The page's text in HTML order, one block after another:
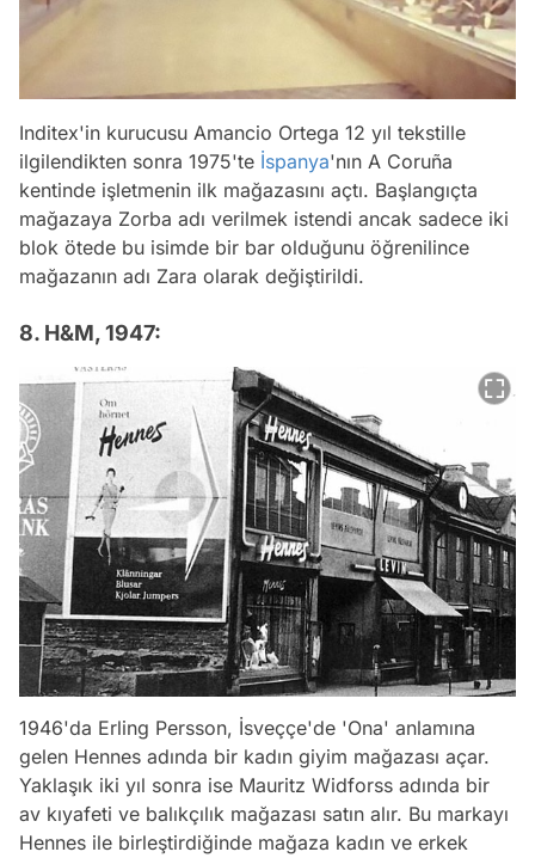
Inditex'in kurucusu Amancio Ortega 12 yıl tekstille
ilgilendikten sonra 1975'te İspanya'nın A Coruña
kentinde işletmenin ilk mağazasını açtı. Başlangıçta
mağazaya Zorba adı verilmek istendi ancak sadece iki
blok ötede bu isimde bir bar olduğunu öğrenilince
mağazanın adı Zara olarak değiştirildi.
8. H&M, 1947:
1946'da Erling Persson, İsveççe'de 'Ona' anlamına
gelen Hennes adında bir kadın giyim mağazası açar.
Yaklaşık iki yıl sonra ise Mauritz Widforss adında bir
av kıyafeti ve balıkçılık mağazası satın alır. Bu markayı
Hennes ile birleştirdiğinde mağaza kadın ve erkek